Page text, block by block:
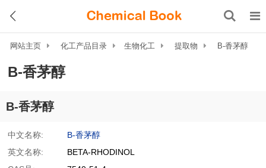
网站主页 化工产品目录 生物化工 提取物 B-香茅醇
B-香茅醇
B-香茅醇
中文名称:
B-香茅醇
英文名称:
BETA-RHODINOL